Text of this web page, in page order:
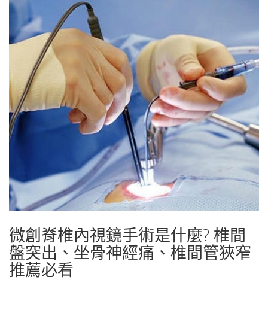
微創脊椎內視鏡手術是什麼? 椎間
盤突出、坐骨神經痛、椎間管狹窄
推薦必看